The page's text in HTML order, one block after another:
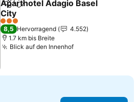
TeilenZu Favoriten hinzufügen
Aparthotel Adagio Basel
City
3 Sterne
8,5 Hervorragend
4.552
1.7 km bis Breite
Blick auf den Innenhof